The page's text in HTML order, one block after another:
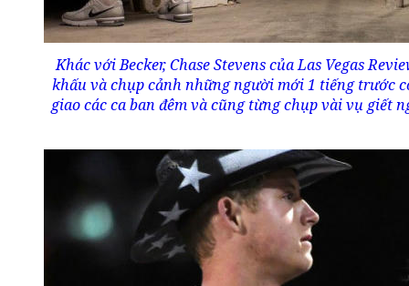
Khác với Becker, Chase Stevens của Las Vegas
khấu và chụp cảnh những người mới 1 tiếng trước
giao các ca ban đêm và cũng từng chụp vài vụ giết